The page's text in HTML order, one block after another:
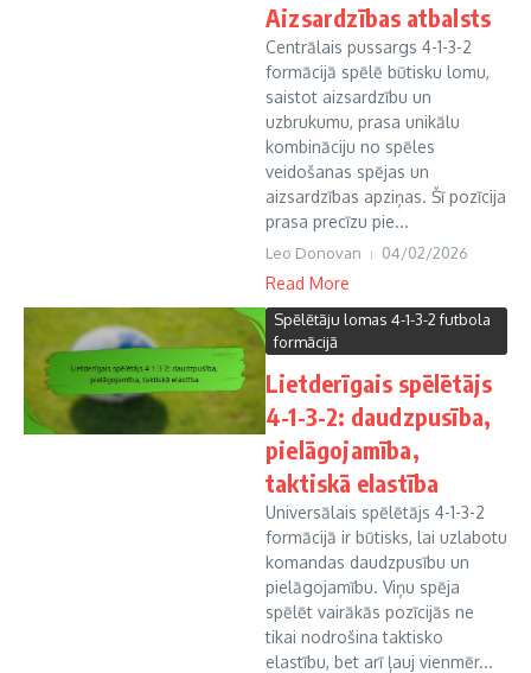
Aizsardzības atbalsts
Centrālais pussargs 4-1-3-2
formācijā spēlē būtisku lomu,
saistot aizsardzību un
uzbrukumu, prasa unikālu
kombināciju no spēles
veidošanas spējas un
aizsardzības apziņas. Šī pozīcija
prasa precīzu pie...
Leo Donovan 04/02/2026
Read More
Spēlētāju lomas 4-1-3-2 futbola
formācijā
Lietderīgais spēlētājs
4-1-3-2: daudzpusība,
pielāgojamība,
taktiskā elastība
Universālais spēlētājs 4-1-3-2
formācijā ir būtisks, lai uzlabotu
komandas daudzpusību un
pielāgojamību. Viņu spēja
spēlēt vairākās pozīcijās ne
tikai nodrošina taktisko
elastību, bet arī ļauj vienmēr...